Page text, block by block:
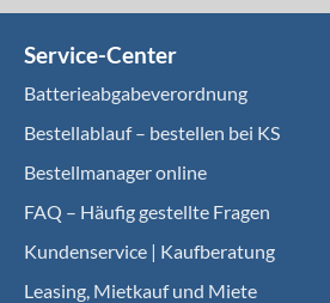
Service-Center
Batterieabgabeverordnung
Bestellablauf – bestellen bei KS
Bestellmanager online
FAQ – Häufig gestellte Fragen
Kundenservice | Kaufberatung
Leasing, Mietkauf und Miete